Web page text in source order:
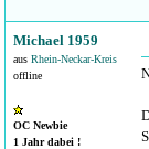
Michael 1959
aus Rhein-Neckar-Kreis
offline
OC Newbie
1 Jahr dabei !